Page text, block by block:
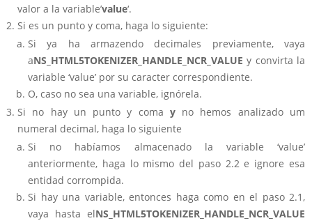
valor a la variable’value‘.
Si es un punto y coma, haga lo siguiente:
Si ya ha armazendo decimales previamente, vaya
aNS_HTML5TOKENIZER_HANDLE_NCR_VALUE y convirta la
variable ‘value’ por su caracter correspondiente.
O, caso no sea una variable, ignórela.
Si no hay un punto y coma yno hemos analizado um
numeral decimal, haga lo siguiente
Si no habíamos almacenado la variable ‘value’
anteriormente, haga lo mismo del paso 2.2 e ignore esa
entidad corrompida.
Si hay una variable, entonces haga como en el paso 2.1,
vaya hasta elNS_HTML5TOKENIZER_HANDLE_NCR_VALUE